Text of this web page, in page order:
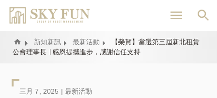
內
容
Home 新知新訊 最新活動
【榮賀】當選第三屆新北租賃
公會理事長 ∣ 感恩提攜進步，感謝信任支持
三月 7, 2025 | 最新活動